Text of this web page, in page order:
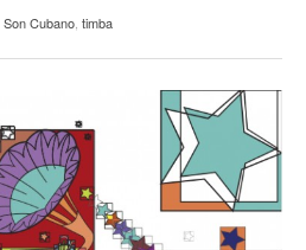
Son Cubano, timba